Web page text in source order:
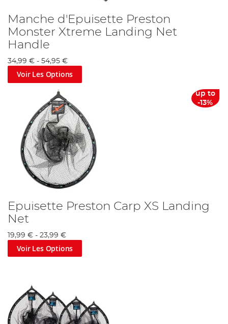
Manche d'Epuisette Preston
Monster Xtreme Landing Net
Handle
34,99 € - 54,95 €
Voir Les Options
up to
-13%
Epuisette Preston Carp XS Landing
Net
19,99 € - 23,99 €
Voir Les Options